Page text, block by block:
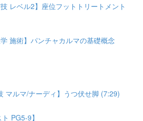
技 レベル2】座位フットトリートメント
学 施術】パンチャカルマの基礎概念
マルマ/ナーディ】うつ伏せ脚 (7:29)
PG5-9】